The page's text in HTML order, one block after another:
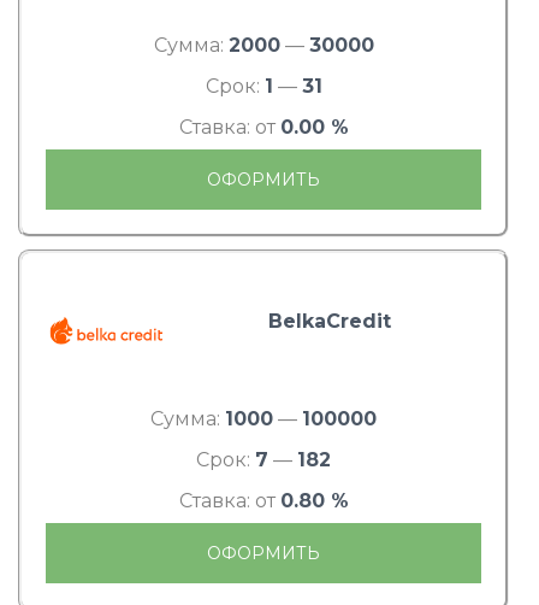
Сумма: 2000— 30000
Срок: 1 — 31
Ставка: от 0.00 %
ОФОРМИТЬ
BelkaCredit
Сумма: 1000 — 100000
Срок: 7 — 182
Ставка: от 0.80 %
ОФОРМИТЬ